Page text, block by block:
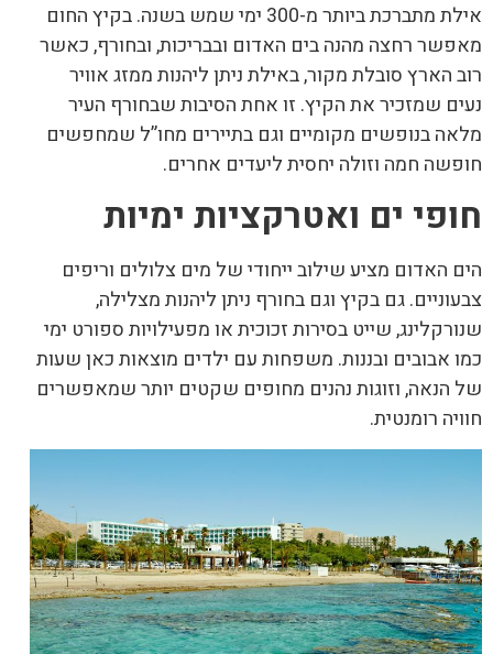
אילת מתברכת ביותר מ-300 ימי שמש בשנה. בקיץ החום
מאפשר רחצה מהנה בים האדום ובבריכות, ובחורף, כאשר
רוב הארץ סובלת מקור, באילת ניתן ליהנות ממזג אוויר
נעים שמזכיר את הקיץ. זו אחת הסיבות שבחורף העיר
מלאה בנופשים מקומיים וגם בתיירים מחו”ל שמחפשים
חופשה חמה וזולה יחסית ליעדים אחרים.
חופי ים ואטרקציות ימיות
הים האדום מציע שילוב ייחודי של מים צלולים וריפים
צבעוניים. גם בקיץ וגם בחורף ניתן ליהנות מצלילה,
שנורקלינג, שייט בסירות זכוכית או מפעילויות ספורט ימי
כמו אבובים ובננות. משפחות עם ילדים מוצאות כאן שעות
של הנאה, וזוגות נהנים מחופים שקטים יותר שמאפשרים
חוויה רומנטית.